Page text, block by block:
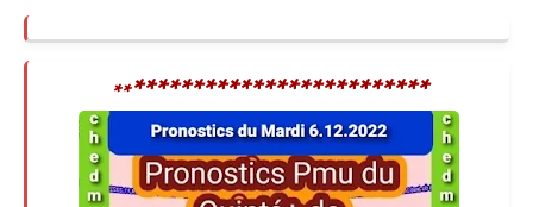
***************************